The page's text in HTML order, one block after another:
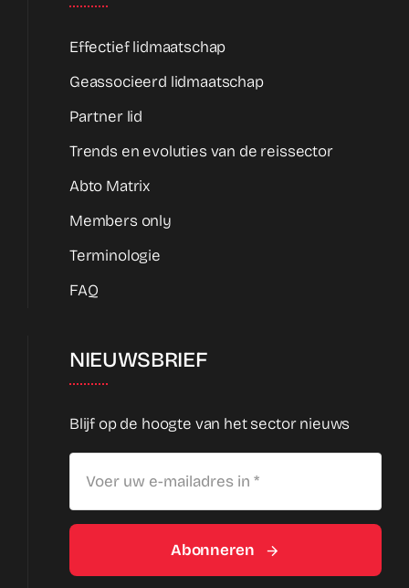
Effectief lidmaatschap
Geassocieerd lidmaatschap
Partner lid
Trends en evoluties van de reissector
Abto Matrix
Members only
Terminologie
FAQ
NIEUWSBRIEF
Blijf op de hoogte van het sector nieuws
Abonneren